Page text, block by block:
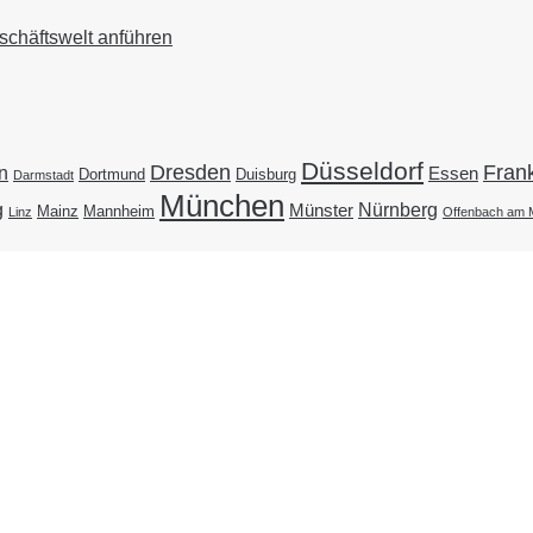
anführen
Darmstadt Dortmund Dresden Duisburg Düsseldorf Essen
Linz Mainz Mannheim München Münster Nürnberg Offenbach am